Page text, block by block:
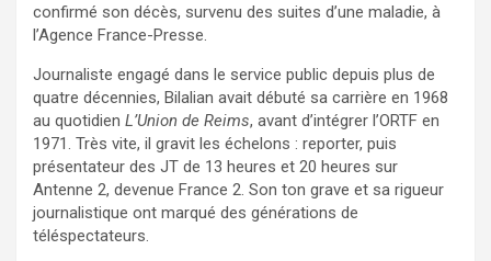
confirmé son décès, survenu des suites d’une maladie, à
l’Agence France-Presse.
Journaliste engagé dans le service public depuis plus de
quatre décennies, Bilalian avait débuté sa carrière en 1968
au quotidien L’Union de Reims, avant d’intégrer l’ORTF en
1971. Très vite, il gravit les échelons : reporter, puis
présentateur des JT de 13 heures et 20 heures sur
Antenne 2, devenue France 2. Son ton grave et sa rigueur
journalistique ont marqué des générations de
téléspectateurs.